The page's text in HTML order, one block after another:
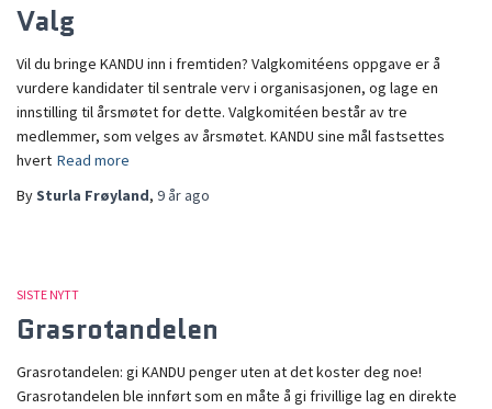
Valg
Vil du bringe KANDU inn i fremtiden? Valgkomitéens oppgave er å
vurdere kandidater til sentrale verv i organisasjonen, og lage en
innstilling til årsmøtet for dette. Valgkomitéen består av tre
medlemmer, som velges av årsmøtet. KANDU sine mål fastsettes
hvert Read more
BySturla Frøyland, 9 år ago
SISTE NYTT
Grasrotandelen
Grasrotandelen: gi KANDU penger uten at det koster deg noe!
Grasrotandelen ble innført som en måte å gi frivillige lag en direkte